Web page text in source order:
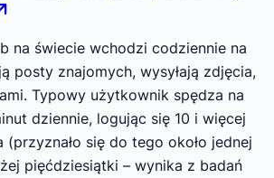
na świecie wchodzi codziennie na
posty znajomych, wysyłają zdjęcia,
Typowy użytkownik spędza na
dziennie, logując się 10 i więcej
się do tego około jednej
pięćdziesiątki – wynika z badań